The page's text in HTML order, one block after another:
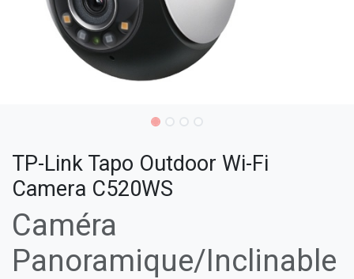
TP-Link Tapo Outdoor Wi-Fi
Camera C520WS
Caméra
Panoramique/Inclinable